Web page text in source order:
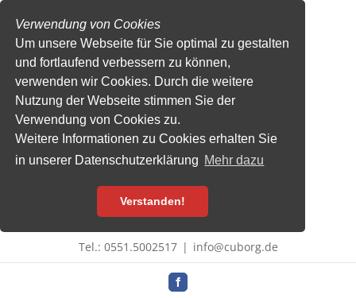
Verwendung von Cookies
Um unsere Webseite für Sie optimal zu gestalten
und fortlaufend verbessern zu können,
verwenden wir Cookies. Durch die weitere
Nutzung der Webseite stimmen Sie der
Verwendung von Cookies zu.
Weitere Informationen zu Cookies erhalten Sie
in unserer Datenschutzerklärung Mehr dazu
Verstanden!
Inhalt
Tel.: 0551.5002517 | info@cuborg.de
Facebook